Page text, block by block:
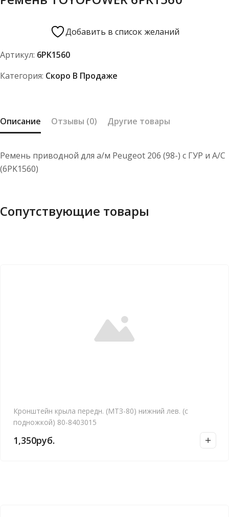
Добавить в список желаний
Артикул: 6PK1560
Категория: Скоро В Продаже
Описание Отзывы (0) Другие товары
Ремень приводной для а/м Peugeot 206 (98-) с ГУР и A/C
(6PK1560)
Сопутствующие товары
Кронштейн крыла передн. (МТЗ-80) нижний лев. (с
подножкой) 80-8403015
1,350руб.